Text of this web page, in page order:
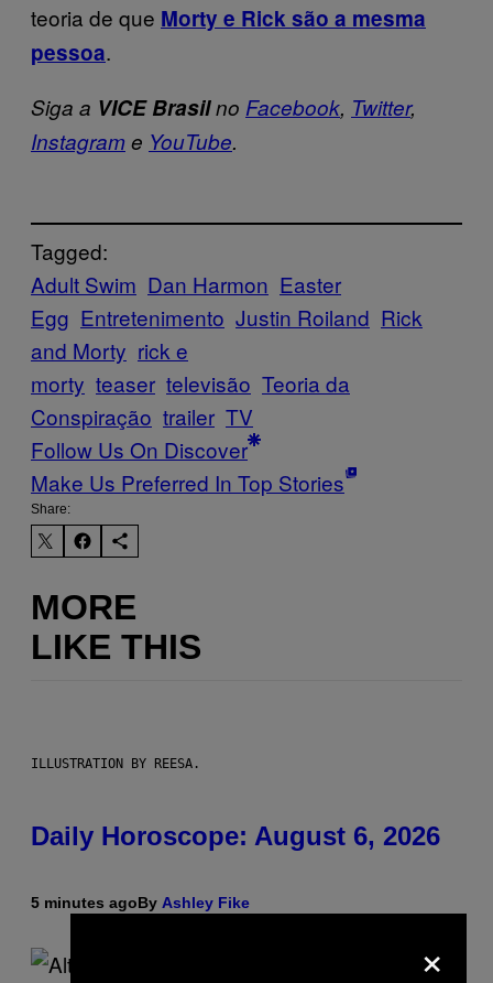
teoria de que Morty e Rick são a mesma
pessoa.
Siga a VICE Brasilno Facebook, Twitter,
Instagrame YouTube.
Tagged:
Adult Swim Dan Harmon Easter
Egg Entretenimento Justin Roiland Rick
and Morty rick e
morty teaser televisão Teoria da
Conspiração trailer TV
Follow Us On Discover
Make Us Preferred In Top Stories
Share:
MORE
LIKE THIS
ILLUSTRATION BY REESA.
Daily Horoscope: August 6, 2026
5 minutes agoBy Ashley Fike
×